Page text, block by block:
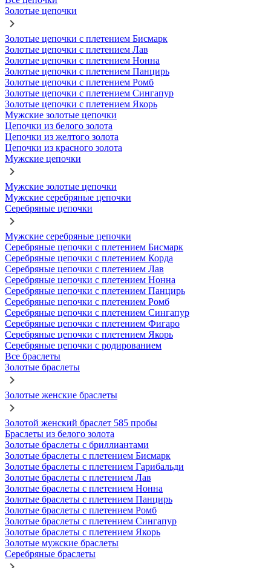
Золотые цепочки
Золотые цепочки с плетением Бисмарк
Золотые цепочки с плетением Лав
Золотые цепочки с плетением Нонна
Золотые цепочки с плетением Панцирь
Золотые цепочки с плетением Ромб
Золотые цепочки с плетением Сингапур
Золотые цепочки с плетением Якорь
Мужские золотые цепочки
Цепочки из белого золота
Цепочки из желтого золота
Цепочки из красного золота
Мужские цепочки
Мужские золотые цепочки
Мужские серебряные цепочки
Серебряные цепочки
Мужские серебряные цепочки
Серебряные цепочки с плетением Бисмарк
Серебряные цепочки с плетением Корда
Серебряные цепочки с плетением Лав
Серебряные цепочки с плетением Нонна
Серебряные цепочки с плетением Панцирь
Серебряные цепочки с плетением Ромб
Серебряные цепочки с плетением Сингапур
Серебряные цепочки с плетением Фигаро
Серебряные цепочки с плетением Якорь
Серебряные цепочки с родированием
Все браслеты
Золотые браслеты
Золотые женские браслеты
Золотой женский браслет 585 пробы
Браслеты из белого золота
Золотые браслеты с бриллиантами
Золотые браслеты с плетением Бисмарк
Золотые браслеты с плетением Гарибальди
Золотые браслеты с плетением Лав
Золотые браслеты с плетением Нонна
Золотые браслеты с плетением Панцирь
Золотые браслеты с плетением Ромб
Золотые браслеты с плетением Сингапур
Золотые браслеты с плетением Якорь
Золотые мужские браслеты
Серебряные браслеты